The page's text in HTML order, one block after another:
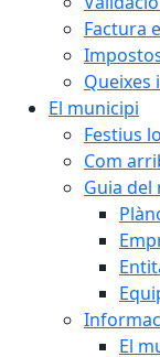
Factura
Queixes
El municipi
Festius
Com
Guia del
El